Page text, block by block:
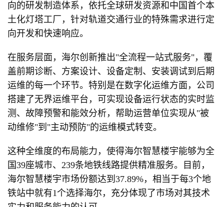
向的研发制造体系，依托全球研发资源和中国首个本
土化灯塔工厂，针对轨道交通行业的特殊需求进行定
向开发和快速响应。
在服务层面，海尔创新推出"全流程一站式服务"，覆
盖前期诊断、方案设计、设备定制、安装调试到后期
运维的每一个环节。特别是在数字化运维方面，公司
搭建了无界运维平台，可实现设备运行状态的实时监
测、故障预警和能效分析，帮助运营单位实现从"被
动维修"到"主动预防"的运维模式转变。
这种全维度的布局能力，使得海尔智慧楼宇能够为全
国39座城市、239条地铁线路提供精准服务。目前，
海尔智慧楼宇市场份额达到37.89%，相当于每3个地
铁站中就有1个选择海尔，充分体现了市场对其技术